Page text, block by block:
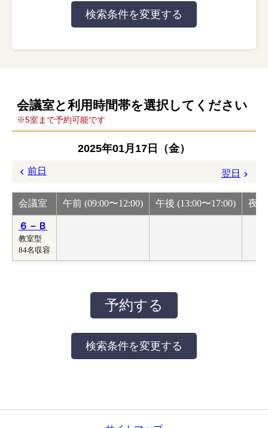
会議室と利用時間帯を選択してください
※5室まで予約可能です
2025年01月17日（金）
前日 翌日
会議室 午前 (09:00〜12:00) 午後 (13:00〜17:00) 夜
６－Ｂ
教室型
84名収容